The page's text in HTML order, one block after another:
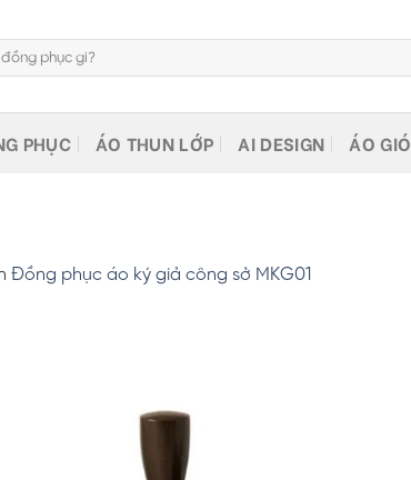
PHỤC ÁO THUN LỚP AI DESIGN ÁO GIÓ
Đồng phục áo ký giả công sở MKG01